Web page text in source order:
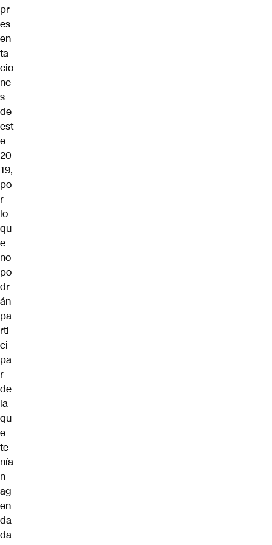
pr
es
en
ta
cio
ne
s
de
est
e
20
19,
po
r
lo
qu
e
no
po
dr
án
pa
rti
ci
pa
r
de
la
qu
e
te
nía
n
ag
en
da
da